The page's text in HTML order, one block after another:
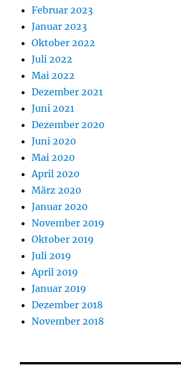
Februar 2023
Januar 2023
Oktober 2022
Juli 2022
Mai 2022
Dezember 2021
Juni 2021
Dezember 2020
Juni 2020
Mai 2020
April 2020
März 2020
Januar 2020
November 2019
Oktober 2019
Juli 2019
April 2019
Januar 2019
Dezember 2018
November 2018